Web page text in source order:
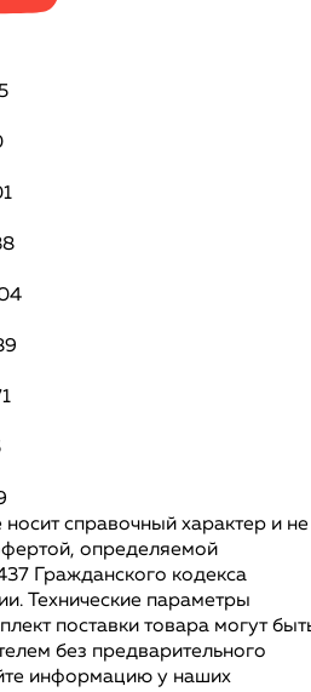
справочный характер и не
определяемой
Гражданского кодекса
Технические параметры
поставки товара могут
без предварительного
информацию у наших